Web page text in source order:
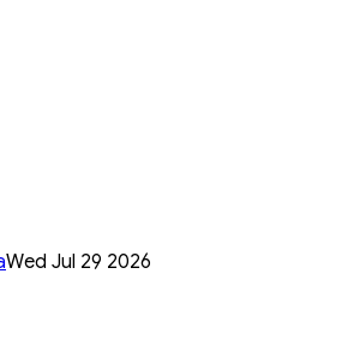
Wed Jul 29 2026